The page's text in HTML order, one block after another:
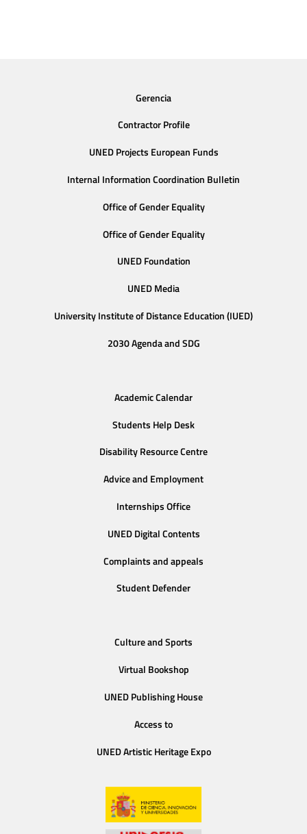
Gerencia
Contractor Profile
UNED Projects European Funds
Internal Information Coordination Bulletin
Office of Gender Equality
Office of Gender Equality
UNED Foundation
UNED Media
University Institute of Distance Education (IUED)
2030 Agenda and SDG
Academic Calendar
Students Help Desk
Disability Resource Centre
Advice and Employment
Internships Office
UNED Digital Contents
Complaints and appeals
Student Defender
Culture and Sports
Virtual Bookshop
UNED Publishing House
Access to
UNED Artistic Heritage Expo